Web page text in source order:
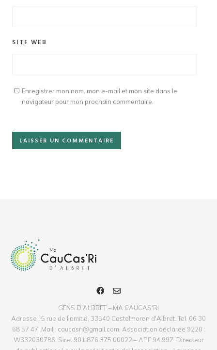
SITE WEB
Enregistrer mon nom, mon e-mail et mon site dans le
navigateur pour mon prochain commentaire.
GENS D'ALBRET – MA CAUCAS'RI
Adresse : 5 rue de l'amitié, 33540 Castelmoron d'Albret. Tel. 06 30
68 57 47. Mail : caucasri@gmail.com. Association déclarée 9220 :
W332030786. Siret 901 876 375 00022 – APE 94.99Z. Directeur